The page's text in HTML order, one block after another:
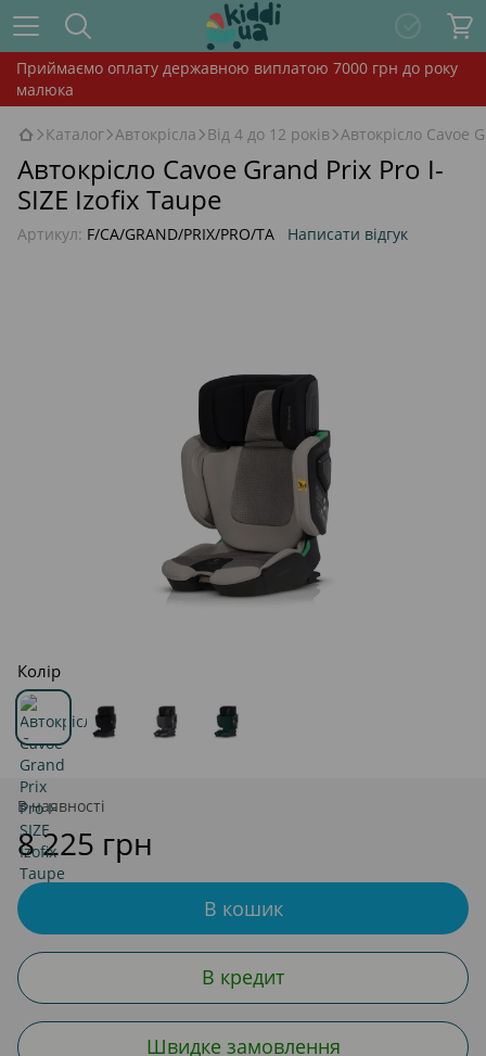
Приймаємо оплату державною виплатою 7000 грн до року
малюка
Каталог Автокрісла Від 4 до 12 років Автокрісло Cavoe
Автокрісло Cavoe Grand Prix Pro I-
SIZE Izofix Taupe
Артикул: F/CA/GRAND/PRIX/PRO/TA Написати відгук
Колір
В наявності
8 225 грн
В кошик
В кредит
Швидке замовлення